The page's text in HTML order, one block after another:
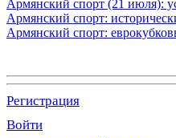
Армянский спорт (21 июля):
Армянский спорт:
Армянский спорт:
Регистрация
Войти